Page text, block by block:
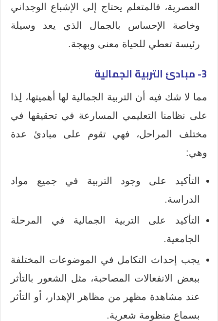
العصرية، فالمتعلم يحتاج إلى الإشباع الوجداني
وخاصة الإحساس بالجمال الذي يعد وسيلة
رئيسة تعطي للحياة معنى وبهجة.
3- مبادئ التربية الجمالية
مما لا شك فيه أن التربية الجمالية لها أهميتها، لِذا
على نظامنا التعليمي المسارعة في تحقيقها في
مختلف المراحل، فهي تقوم على مبادئ عدة
وهي:
التأكيد على وجود التربية في جميع مواد
الدراسة.
التأكيد على التربية الجمالية في المرحلة
الجامعية.
يجب إحداث التكامل في الموضوعات المختلفة
ببعض الانفعالات المصاحبة، مثل الشعور بالتأثر
عند مشاهدة مظهر من مظاهر الإهدار، أو التأثر
بسماع منظومة شعرية.